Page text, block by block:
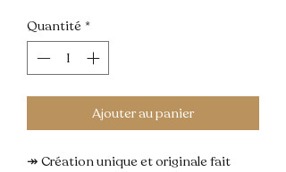
Quantité *
Ajouter au panier
↠ Création unique et originale fait